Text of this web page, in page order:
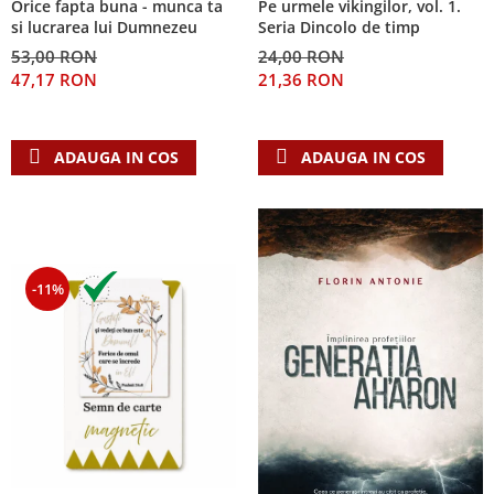
Despre afaceri
Dezvoltare personala
Leadership
Mediu
Orice fapta buna - munca ta
si lucrarea lui Dumnezeu
53,00 RON
47,17 RON
ADAUGA IN COS
Pe urmele vikingilor, vol. 1.
Seria Dincolo de timp
24,00 RON
21,36 RON
ADAUGA IN COS
-11%